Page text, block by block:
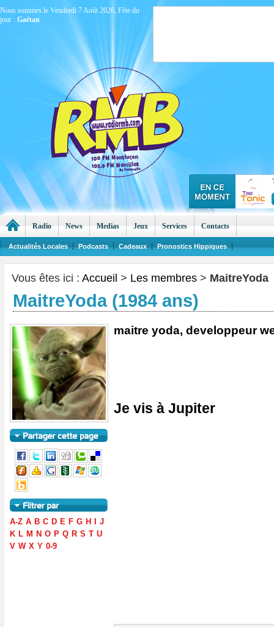
Vous êtes ici : Accueil > Les membres > MaitreYoda
MaitreYoda (1984 ans)
maitre yoda, developpeur
Je vis à Jupiter
A-Z A B C D E F G H
J
K L M N O P Q R S T U
V W X Y 0-9
Radio News Medias Jeux Services Contacts
Actualités Locales Podcasts Cadeaux Pronostics Hippiques
Nous sommes le Vendredi 7 Août 2026, Fête du
jour : Gaétan